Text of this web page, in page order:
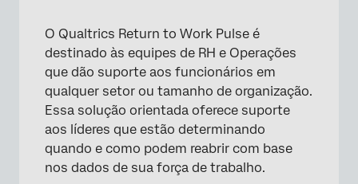
Personalização Pesquisa Return to Work
Pulse
Distribuição do Pulso de Retorno ao Trabalho
Relatórios
Notificações de resposta
Termos de uso: Soluções para COVID-19
O Qualtrics Return to Work Pulse é
destinado às equipes de RH e Operações
que dão suporte aos funcionários em
qualquer setor ou tamanho de organização.
Essa solução orientada oferece suporte
aos líderes que estão determinando
quando e como podem reabrir com base
nos dados de sua força de trabalho.